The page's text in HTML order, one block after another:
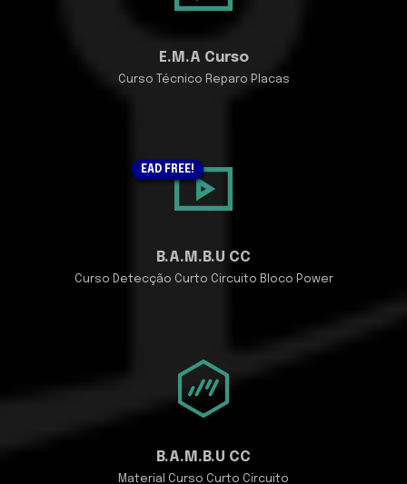
E.M.A Curso
Curso Técnico Reparo Placas
B.A.M.B.U CC
Curso Detecção Curto Circuito Bloco Power
EAD FREE!
B.A.M.B.U CC
Material Curso Curto Circuito